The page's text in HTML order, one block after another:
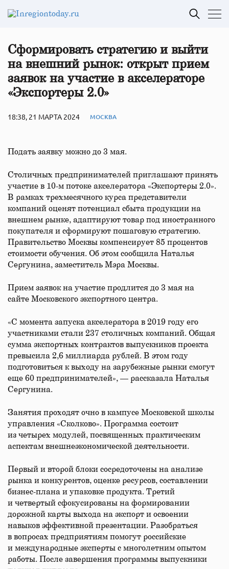
Сформировать стратегию и выйти
на внешний рынок: открыт прием
заявок на участие в акселераторе
«Экспортеры 2.0»
18:38, 21 МАРТА 2024 МОСКВА
Подать заявку можно до 3 мая.
Столичных предпринимателей приглашают принять
участие в 10-м потоке акселератора «Экспортеры 2.0».
В рамках трехмесячного курса представители
компаний оценят потенциал сбыта продукции на
внешнем рынке, адаптируют товар под иностранного
покупателя и сформируют пошаговую стратегию.
Правительство Москвы компенсирует 85 процентов
стоимости обучения. Об этом сообщила Наталья
Сергунина, заместитель Мэра Москвы.
Прием заявок на участие продлится до 3 мая на
сайте Московского экспортного центра.
«С момента запуска акселератора в 2019 году его
участниками стали 237 столичных компаний. Общая
сумма экспортных контрактов выпускников проекта
превысила 2,6 миллиарда рублей. В этом году
подготовиться к выходу на зарубежные рынки смогут
еще 60 предпринимателей», — рассказала Наталья
Сергунина.
Занятия проходят очно в кампусе Московской школы
управления «Сколково». Программа состоит
из четырех модулей, посвященных практическим
аспектам внешнеэкономической деятельности.
Первый и второй блоки сосредоточены на анализе
рынка и конкурентов, оценке ресурсов, составлении
бизнес-плана и упаковке продукта. Третий
и четвертый сфокусированы на формировании
дорожной карты выхода на экспорт и освоении
навыков эффективной презентации. Разобраться
в вопросах предприятиям помогут российские
и международные эксперты с многолетним опытом
работы. После завершения программы выпускники